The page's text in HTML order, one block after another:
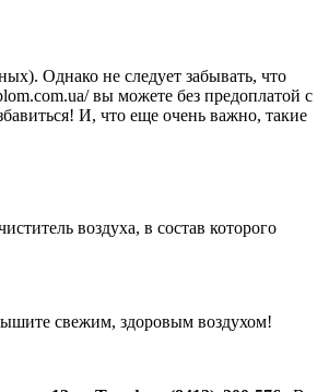
Однако не следует забывать, что
вы можете без предоплатой с
И, что еще очень важно, такие
воздуха, в состав которого
свежим, здоровым воздухом!